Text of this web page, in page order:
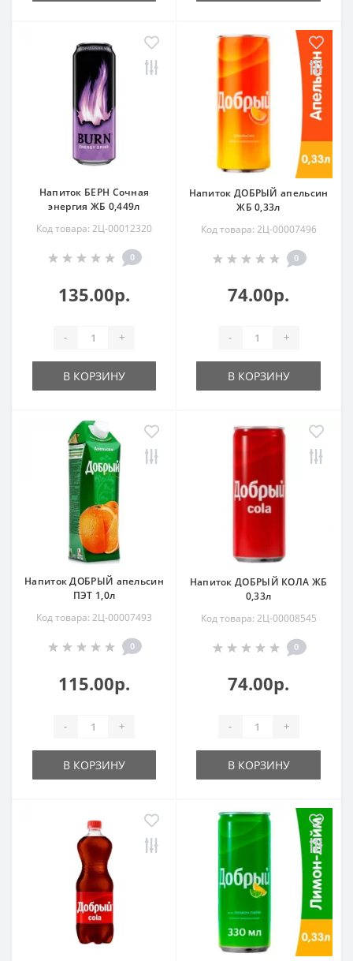
Напиток БЕРН Сочная
энергия ЖБ 0,449л
Код товара: 2Ц-00012320
0
135.00р.
- +
В КОРЗИНУ
Напиток ДОБРЫЙ апельсин
ЖБ 0,33л
Код товара: 2Ц-00007496
0
74.00р.
- +
В КОРЗИНУ
Напиток ДОБРЫЙ апельсин
ПЭТ 1,0л
Код товара: 2Ц-00007493
0
115.00р.
- +
В КОРЗИНУ
Напиток ДОБРЫЙ КОЛА ЖБ
0,33л
Код товара: 2Ц-00008545
0
74.00р.
- +
В КОРЗИНУ